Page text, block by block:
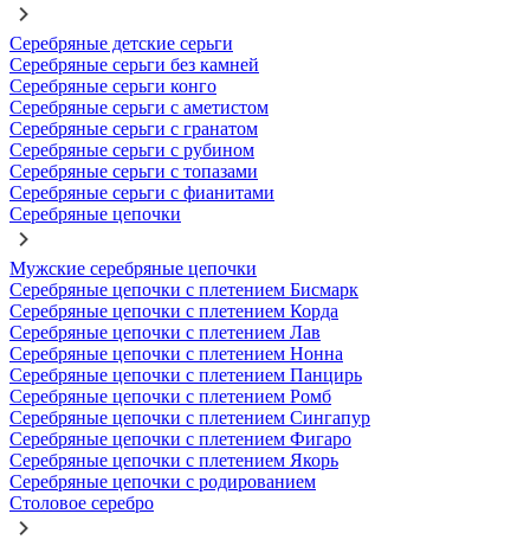
Серебряные детские серьги
Серебряные серьги без камней
Серебряные серьги конго
Серебряные серьги с аметистом
Серебряные серьги с гранатом
Серебряные серьги с рубином
Серебряные серьги с топазами
Серебряные серьги с фианитами
Серебряные цепочки
Мужские серебряные цепочки
Серебряные цепочки с плетением Бисмарк
Серебряные цепочки с плетением Корда
Серебряные цепочки с плетением Лав
Серебряные цепочки с плетением Нонна
Серебряные цепочки с плетением Панцирь
Серебряные цепочки с плетением Ромб
Серебряные цепочки с плетением Сингапур
Серебряные цепочки с плетением Фигаро
Серебряные цепочки с плетением Якорь
Серебряные цепочки с родированием
Столовое серебро